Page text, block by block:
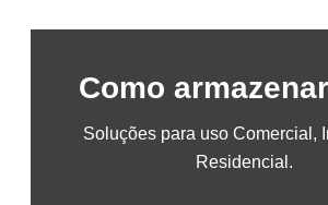
Como
Soluções para uso Comercial,
Residencial.